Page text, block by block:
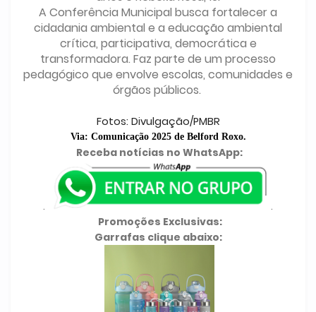
A Conferência Municipal busca fortalecer a
cidadania ambiental e a educação ambiental
crítica, participativa, democrática e
transformadora. Faz parte de um processo
pedagógico que envolve escolas, comunidades e
órgãos públicos.
Fotos: Divulgação/PMBR
Via: Comunicação 2025 de Belford Roxo.
Receba notícias no WhatsApp:
.
.
Promoções Exclusivas:
Garrafas clique abaixo: